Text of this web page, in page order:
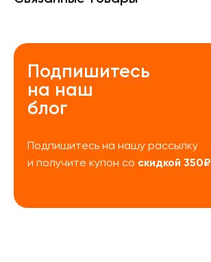
Подпишитесь
на наш
блог
Подпишитесь на нашу рассылку
и получите купон со скидкой 350₽